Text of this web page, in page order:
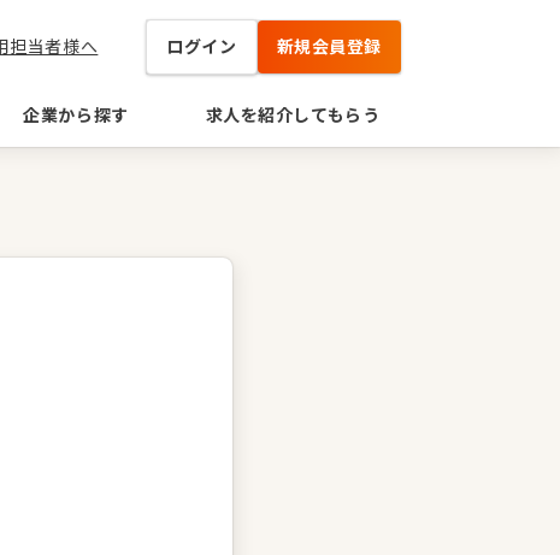
担当者様へ ログイン 新規会員登録
企業から探す 求人を紹介してもらう